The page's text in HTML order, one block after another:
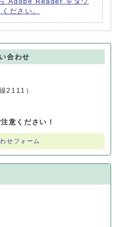
ださい。
合わせ
2111）
意ください！
せフォーム